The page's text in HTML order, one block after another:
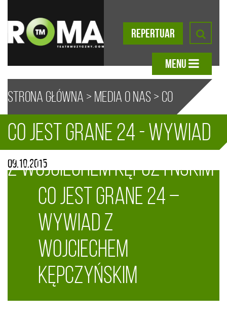
REPERTUAR
MENU
Strona główna > Media o nas > Co
Jest Grane 24 – wywiad z
Wojciechem Kępczyńskim
A A A
Co Jest Grane 24 - wywiad
z Wojciechem Kępczyńskim
09.10.2015
Co Jest Grane 24 –
wywiad z
Wojciechem
Kępczyńskim